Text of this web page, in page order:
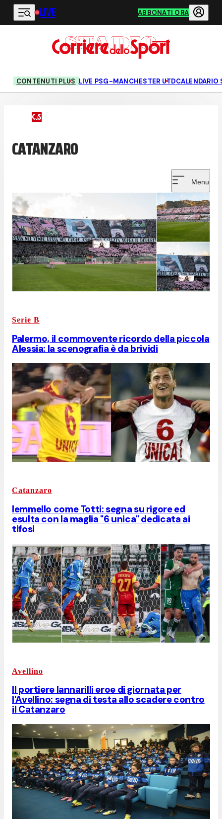
Vai al contenuto principale
LIVE ABBONATI ORA
CONTENUTI PLUS LIVE PSG-MANCHESTER UTDCALENDARIO
CATANZARO
Menu
Serie B
Palermo, il commovente ricordo della piccola
Alessia: la scenografia è da brividi
Catanzaro
Iemmello come Totti: segna su rigore ed
esulta con la maglia "6 unica" dedicata ai
tifosi
Avellino
Il portiere Iannarilli eroe di giornata per
l'Avellino: segna di testa allo scadere contro
il Catanzaro